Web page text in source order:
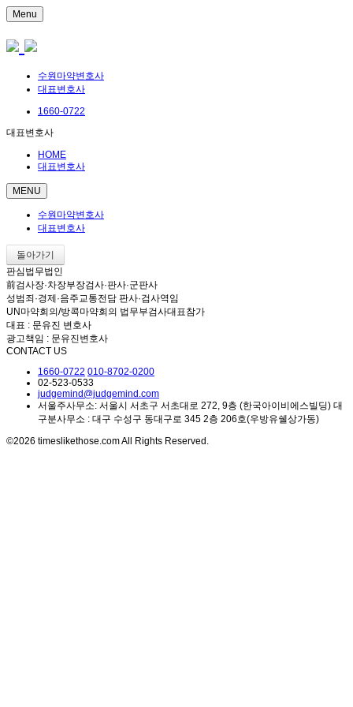
Menu
수원마약변호사
대표변호사
1660-0722
대표변호사
HOME
대표변호사
MENU
수원마약변호사
대표변호사
돌아가기
판심법무법인
前검사장·차장부장검사·판사·군판사
성범죄·경제·음주교통전담 판사·검사역임
UN마약회의/방콕마약회의 법무부검사대표참가
대표 : 문유진 변호사
광고책임 : 문유진변호사
CONTACT US
1660-0722 010-8702-0200
02-523-0533
judgemind@judgemind.com
서울주사무소: 서울시 서초구 서초대로 272, 9층 (한국아이비에스빌딩) 대
구분사무소 : 대구 수성구 동대구로 345 2층 206호(우방유쉘상가동)
©2026 timeslikethose.com All Rights Reserved.